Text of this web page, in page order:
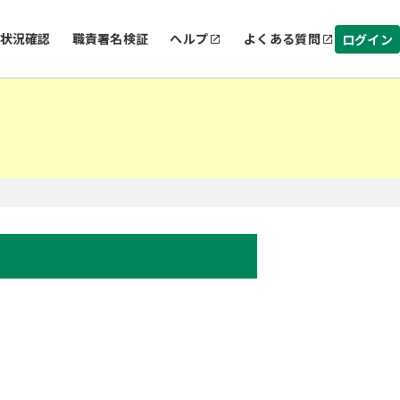
況確認 職責署名検証 ヘルプ よくある質問 ログイン